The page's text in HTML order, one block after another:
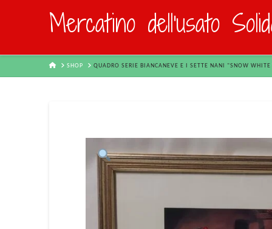
Mercatino dell'usato
HOMESHOP QUADRO SERIE BIANCANEVE E I SETTE NANI "SNOW WHITE